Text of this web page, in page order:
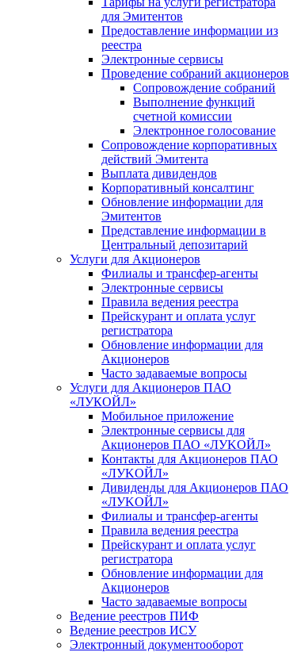
для Эмитентов
Предоставление информации из
реестра
Электронные сервисы
Проведение собраний акционеров
Сопровождение собраний
Выполнение функций
счетной комиссии
Электронное голосование
Сопровождение корпоративных
действий Эмитента
Выплата дивидендов
Корпоративный консалтинг
Обновление информации для
Эмитентов
Представление информации в
Центральный депозитарий
Услуги для Акционеров
Филиалы и трансфер-агенты
Электронные сервисы
Правила ведения реестра
Прейскурант и оплата услуг
регистратора
Обновление информации для
Акционеров
Часто задаваемые вопросы
Услуги для Акционеров ПАО
«ЛУКОЙЛ»
Мобильное приложение
Электронные сервисы для
Акционеров ПАО «ЛУKOЙЛ»
Контакты для Акционеров ПАО
«ЛУKOЙЛ»
Дивиденды для Акционеров ПАО
«ЛУKOЙЛ»
Филиалы и трансфер-агенты
Правила ведения реестра
Прейскурант и оплата услуг
регистратора
Обновление информации для
Акционеров
Часто задаваемые вопросы
Ведение реестров ПИФ
Ведение реестров ИСУ
Электронный документооборот